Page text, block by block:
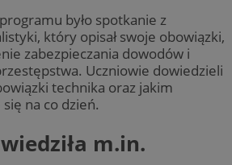
było spotkanie z
który opisał swoje obowiązki,
zabezpieczania dowodów i
Uczniowie dowiedzieli
technika oraz jakim
na co dzień.
m.in.